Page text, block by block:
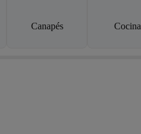
Canapés Cocina